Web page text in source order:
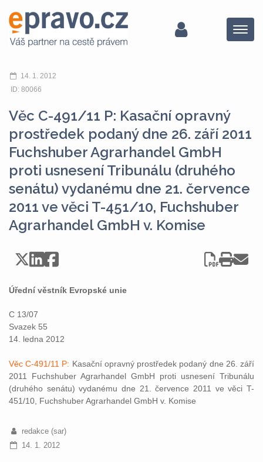
Menu
14. 1. 2012
ID: 80066
Věc C-491/11 P: Kasační opravný
prostředek podaný dne 26. září 2011
Fuchshuber Agrarhandel GmbH
proti usnesení Tribunálu (druhého
senátu) vydanému dne 21. července
2011 ve věci T-451/10, Fuchshuber
Agrarhandel GmbH v. Komise
Úřední věstník Evropské unie
C 13/07
Svazek 55
14. ledna 2012
Věc C-491/11 P: Kasační opravný prostředek podaný dne 26. září
2011 Fuchshuber Agrarhandel GmbH proti usnesení Tribunálu
(druhého senátu) vydanému dne 21. července 2011 ve věci T-
451/10, Fuchshuber Agrarhandel GmbH v. Komise
redakce (sar)
14. 1. 2012